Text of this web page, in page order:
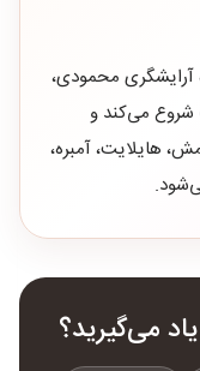
آرایشگری محمودی،
شروع می‌کند و
هایلایت، آمبره،
می‌گیرید؟